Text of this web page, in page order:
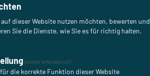
dieser Website nutzen möchten, bewerten und
Sie die Dienste, wie Sie es für richtig halten.
(immer erforderlich)
die korrekte Funktion dieser Website